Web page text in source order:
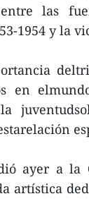
las
1954 y la
en
ayer a la
artística